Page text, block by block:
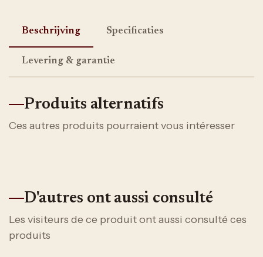
Beschrijving Specificaties
Levering & garantie
Produits alternatifs
Ces autres produits pourraient vous intéresser
D'autres ont aussi consulté
Les visiteurs de ce produit ont aussi consulté ces
produits